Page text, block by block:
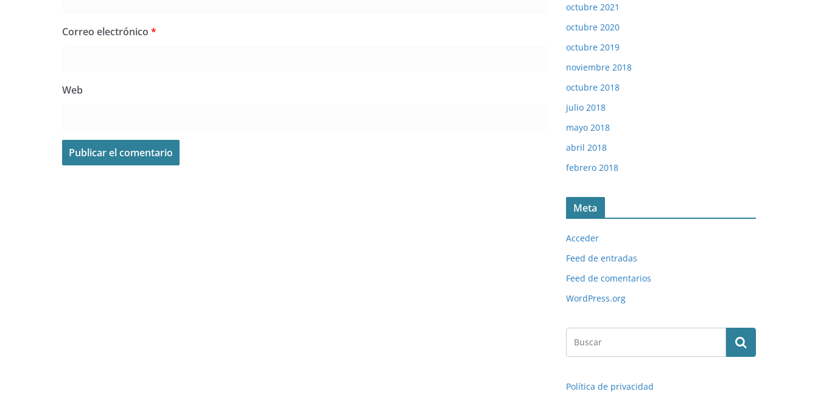
Correo electrónico *
Web
octubre 2021
octubre 2020
octubre 2019
noviembre 2018
octubre 2018
julio 2018
mayo 2018
abril 2018
febrero 2018
Meta
Acceder
Feed de entradas
Feed de comentarios
WordPress.org
Política de privacidad